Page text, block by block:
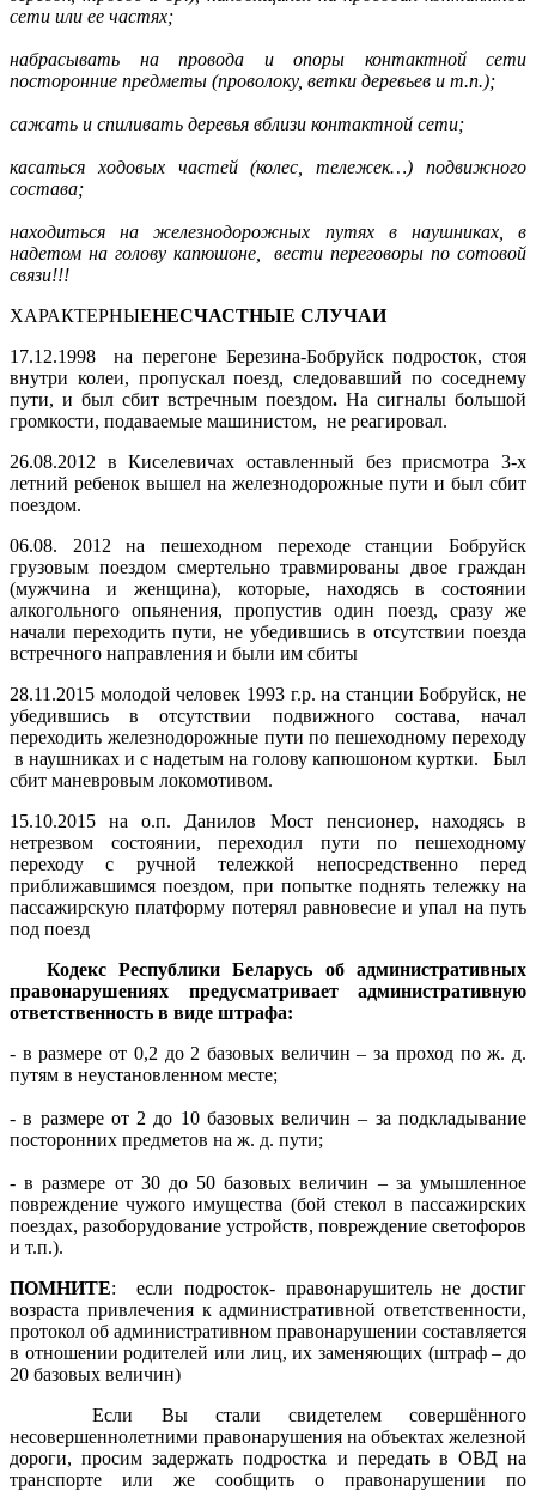
сети или ее частях;
набрасывать на провода и опоры контактной сети
посторонние предметы (проволоку, ветки деревьев и т.п.);
сажать и спиливать деревья вблизи контактной сети;
касаться ходовых частей (колес, тележек…) подвижного
состава;
находиться на железнодорожных путях в наушниках, в
надетом на голову капюшоне, вести переговоры по сотовой
связи!!!
ХАРАКТЕРНЫЕНЕСЧАСТНЫЕ СЛУЧАИ
17.12.1998 на перегоне Березина-Бобруйск подросток, стоя
внутри колеи, пропускал поезд, следовавший по соседнему
пути, и был сбит встречным поездом. На сигналы большой
громкости, подаваемые машинистом, не реагировал.
26.08.2012 в Киселевичах оставленный без присмотра 3-х
летний ребенок вышел на железнодорожные пути и был сбит
поездом.
06.08. 2012 на пешеходном переходе станции Бобруйск
грузовым поездом смертельно травмированы двое граждан
(мужчина и женщина), которые, находясь в состоянии
алкогольного опьянения, пропустив один поезд, сразу же
начали переходить пути, не убедившись в отсутствии поезда
встречного направления и были им сбиты
28.11.2015 молодой человек 1993 г.р. на станции Бобруйск, не
убедившись в отсутствии подвижного состава, начал
переходить железнодорожные пути по пешеходному переходу
в наушниках и с надетым на голову капюшоном куртки. Был
сбит маневровым локомотивом.
15.10.2015 на о.п. Данилов Мост пенсионер, находясь в
нетрезвом состоянии, переходил пути по пешеходному
переходу с ручной тележкой непосредственно перед
приближавшимся поездом, при попытке поднять тележку на
пассажирскую платформу потерял равновесие и упал на путь
под поезд
Кодекс Республики Беларусь об административных
правонарушениях предусматривает административную
ответственность в виде штрафа:
- в размере от 0,2 до 2 базовых величин – за проход по ж. д.
путям в неустановленном месте;
- в размере от 2 до 10 базовых величин – за подкладывание
посторонних предметов на ж. д. пути;
- в размере от 30 до 50 базовых величин – за умышленное
повреждение чужого имущества (бой стекол в пассажирских
поездах, разоборудование устройств, повреждение светофоров
и т.п.).
ПОМНИТЕ: если подросток- правонарушитель не достиг
возраста привлечения к административной ответственности,
протокол об административном правонарушении составляется
в отношении родителей или лиц, их заменяющих (штраф – до
20 базовых величин)
Если Вы стали свидетелем совершённого
несовершеннолетними правонарушения на объектах железной
дороги, просим задержать подростка и передать в ОВД на
транспорте или же сообщить о правонарушении по